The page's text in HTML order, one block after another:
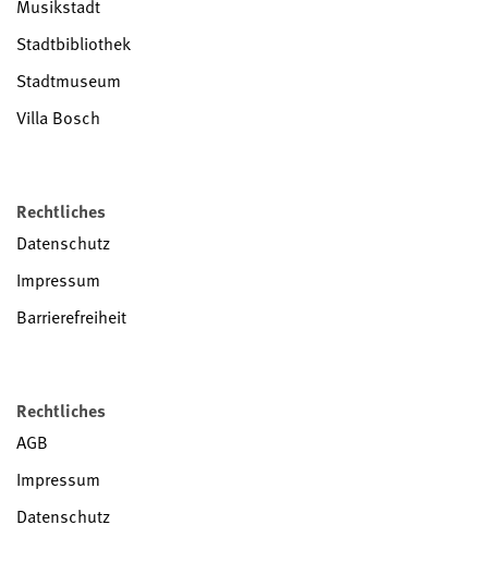
Musikstadt
Stadtbibliothek
Stadtmuseum
Villa Bosch
Rechtliches
Datenschutz
Impressum
Barrierefreiheit
Rechtliches
AGB
Impressum
Datenschutz